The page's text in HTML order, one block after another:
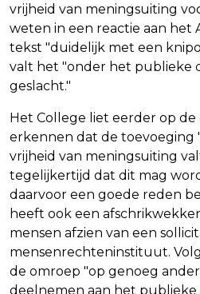
vrijheid van meningsuiting
weten in een reactie aan het
tekst "duidelijk met een
valt het "onder het publieke
geslacht."
Het College liet eerder op
erkennen dat de toevoeging
vrijheid van meningsuiting
tegelijkertijd dat dit mag
daarvoor een goede reden
heeft ook een
mensen afzien van een
mensenrechteninstituut.
de omroep "op genoeg
deelnemen aan het publieke